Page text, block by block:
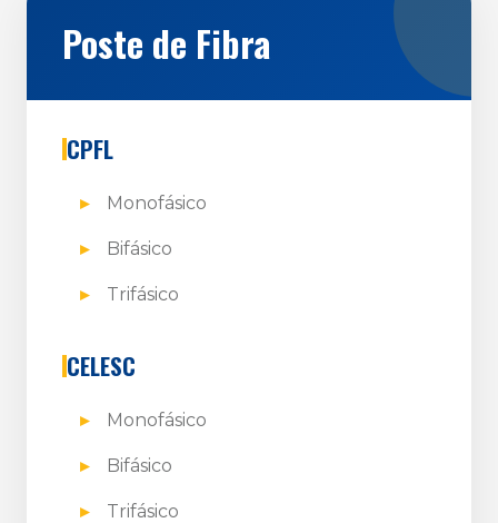
Poste de Fibra
CPFL
Monofásico
Bifásico
Trifásico
CELESC
Monofásico
Bifásico
Trifásico